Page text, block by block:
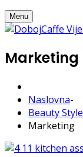
Menu
Marketing
Naslovna-
Beauty Style
Marketing